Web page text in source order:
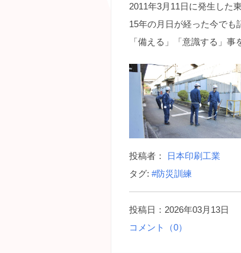
2011年3月11日に発生した
15年の月日が経った今でも
「備える」「意識する」事
投稿者：
日本印刷工業
タグ: #防災訓練
投稿日：2026年03月13日
コメント（0）